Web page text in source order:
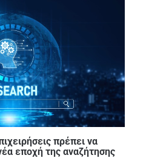
πρέπει να
εποχή της αναζήτησης